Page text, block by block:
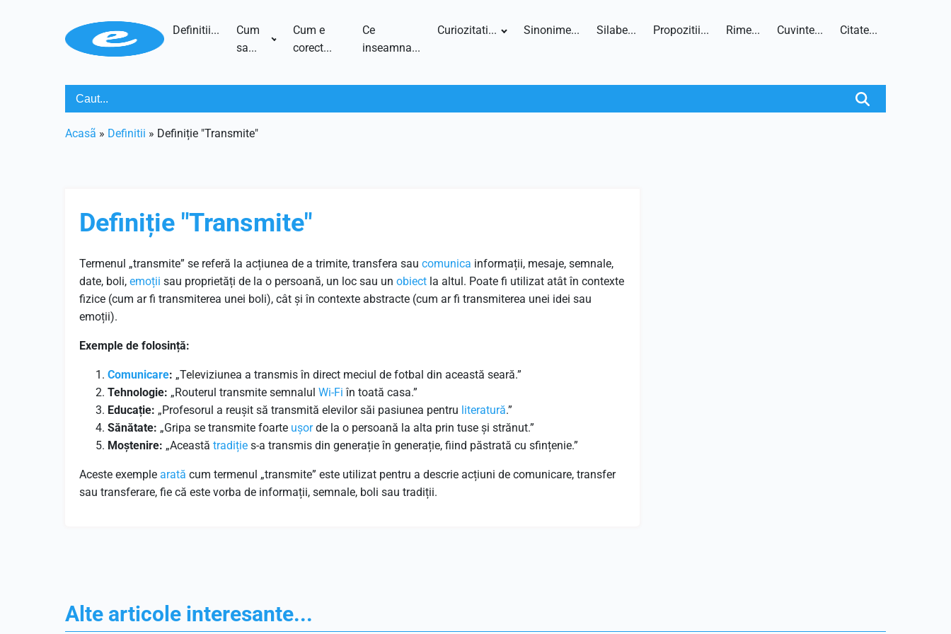
Definitii...
Cum
sa...
Cum e
corect...
Ce
inseamna...
Curiozitati... Sinonime... Silabe... Propozitii... Rime... Cuvinte... Citate...
Acasã » Definitii » Definiție "Transmite"
Definiție "Transmite"
Termenul „transmite” se referă la acțiunea de a trimite, transfera sau comunica informații, mesaje, semnale,
date, boli, emoții sau proprietăți de la o persoană, un loc sau un obiect la altul. Poate fi utilizat atât în contexte
fizice (cum ar fi transmiterea unei boli), cât și în contexte abstracte (cum ar fi transmiterea unei idei sau
emoții).
Exemple de folosință:
Comunicare: „Televiziunea a transmis în direct meciul de fotbal din această seară.”
Tehnologie: „Routerul transmite semnalul Wi-Fi în toată casa.”
Educație: „Profesorul a reușit să transmită elevilor săi pasiunea pentru literatură.”
Sănătate: „Gripa se transmite foarte ușorde la o persoană la alta prin tuse și strănut.”
Moștenire: „Această tradiție s-a transmis din generație în generație, fiind păstrată cu sfințenie.”
Aceste exemple arată cum termenul „transmite” este utilizat pentru a descrie acțiuni de comunicare, transfer
sau transferare, fie că este vorba de informații, semnale, boli sau tradiții.
Alte articole interesante...